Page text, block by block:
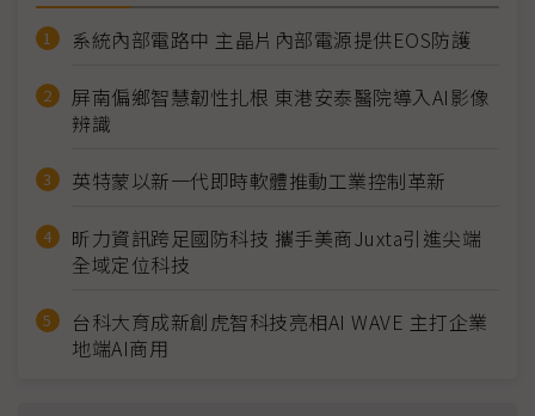
系統內部電路中 主晶片內部電源提供EOS防護
屏南偏鄉智慧韌性扎根 東港安泰醫院導入AI影像
辨識
英特蒙以新一代即時軟體推動工業控制革新
昕力資訊跨足國防科技 攜手美商Juxta引進尖端
全域定位科技
台科大育成新創虎智科技亮相AI WAVE 主打企業
地端AI商用